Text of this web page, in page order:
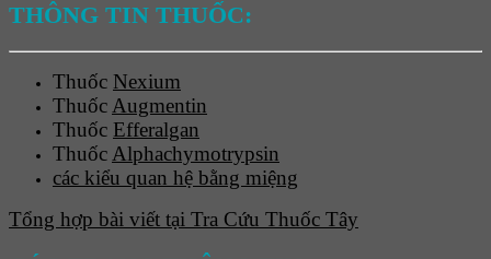
THÔNG TIN THUỐC:
Thuốc Nexium
Thuốc Augmentin
Thuốc Efferalgan
Thuốc Alphachymotrypsin
các kiểu quan hệ bằng miệng
Tổng hợp bài viết tại Tra Cứu Thuốc Tây